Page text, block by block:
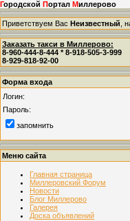
Городской Портал Миллерово
Приветствуем Вас Неизвестный ,
Заказать такси в Миллерово:
8-960-444-8-444 * 8-918-505-3-999
8-929-818-92-00
Форма входа
Логин:
Пароль:
запомнить
Меню сайта
Главная страница
Миллеровский Форум
Новости
Блог Миллерово
Галерея
Доска объявлений